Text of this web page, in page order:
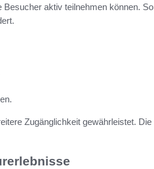
aktiv teilnehmen können. So
Zugänglichkeit gewährleistet. Die